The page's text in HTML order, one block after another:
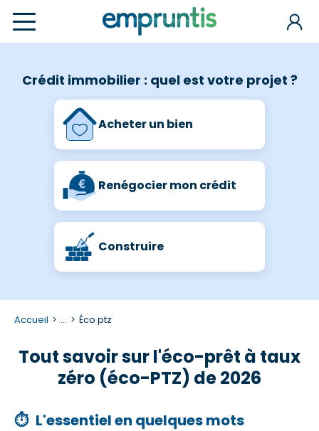
Crédit immobilier : quel est votre projet ?
Acheter un bien
Renégocier mon crédit
Construire
Accueil ... Éco ptz
Tout savoir sur l'éco-prêt à taux
zéro (éco-PTZ) de 2026
⏱ L'essentiel en quelques mots